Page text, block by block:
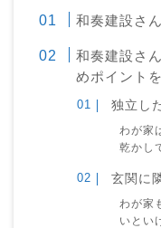
和奏建設さ
和奏建設さ
めポイント
独立し
わが家
乾かし
玄関に
わが家
いとい